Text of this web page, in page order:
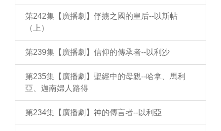
第242集【廣播劇】俘擄之國的皇后--以斯帖
（上）
第239集【廣播劇】信仰的傳承者--以利沙
第235集【廣播劇】聖經中的母親--哈拿、馬利
亞、迦南婦人路得
第234集【廣播劇】神的傳言者--以利亞